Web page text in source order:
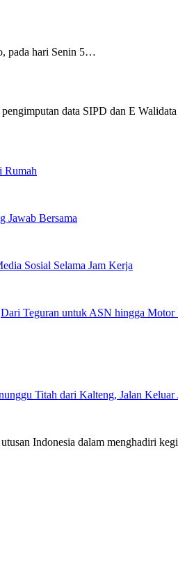
pada hari Senin 5…
Rumah
Jawab Bersama
Sosial Selama Jam Kerja
Dari Teguran untuk ASN hingga Motor
Titah dari Kalteng, Jalan